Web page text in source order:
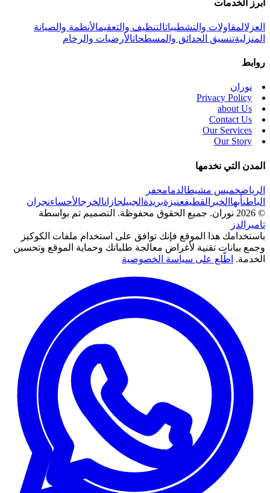
أبرز الخدمات
العزلالمقاولات والتشطيباتالتنظيف والتعقيمالأنظمة والصيانة
المنزليةتنسيق الحدائق والمسطحاتالأرضيات والرخام
روابط
نوران
Privacy Policy
about Us
Contact Us
Our Services
Our Story
المدن التي نخدمها
الرياضخميس مشيطالدمامحفر
الباطنأبها الخبر القطيفعنيزةبريدة الجبيلجازانالخرجالأحساءنجران
© 2026 نوران. جميع الحقوق محفوظة.
التصميم تم بواسطة
تاميرالدز
باستخدامك هذا الموقع فإنك توافق على استخدام ملفات الكوكيز
وجمع بيانات تقنية لأغراض معالجة طلباتك وحماية الموقع وتحسين
الخدمة. اطّلع على سياسة الخصوصية